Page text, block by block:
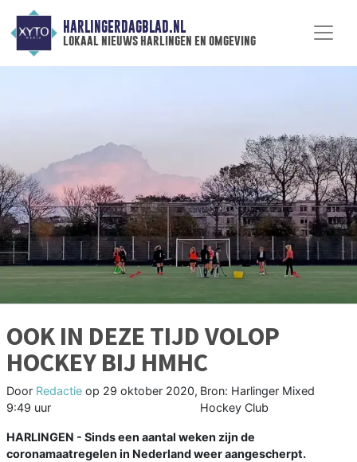
HARLINGERDAGBLAD.NL
lokaal nieuws harlingen en omgeving
OOK IN DEZE TIJD VOLOP
HOCKEY BIJ HMHC
Door Redactie op 29 oktober 2020,
9:49 uur
Bron: Harlinger Mixed
Hockey Club
HARLINGEN - Sinds een aantal weken zijn de
coronamaatregelen in Nederland weer aangescherpt.